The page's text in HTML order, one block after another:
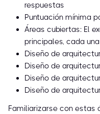
respuestas
Puntuación mínima
Áreas cubiertas: El
principales, cada
Diseño de
Diseño de
Diseño de
Diseño de
Familiarizarse con estas